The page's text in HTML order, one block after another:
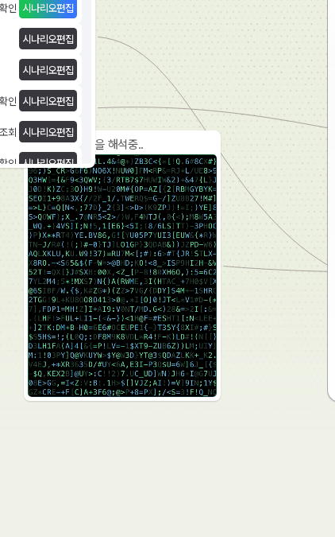
인 시나리오편집
시나리오편집
시나리오편집
인 시나리오편집
회 시나리오편집
인 시나리오편집
AI가 고객 답변을 해석중..